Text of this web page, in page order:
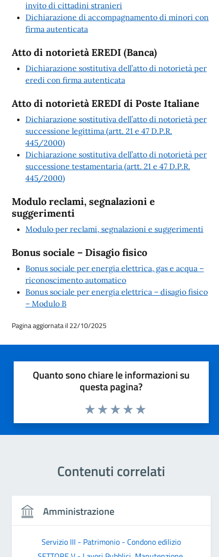
invito di cittadini stranieri
Dichiarazione di accompagnamento di minori con
firma autenticata
Atto di notorietà EREDI (Banca)
Dichiarazione sostitutiva dell’atto di notorietà per
eredi con firma autenticata
Atto di notorietà EREDI di Poste Italiane
Dichiarazione sostitutiva dell’atto di notorietà per
successione legittima (artt. 21 e 47 D.P.R.
445/2000)
Dichiarazione sostitutiva dell’atto di notorietà per
successione testamentaria (artt. 21 e 47 D.P.R.
445/2000)
Modulo reclami, segnalazioni e
suggerimenti
Modulo per reclami, segnalazioni e suggerimenti
Bonus sociale – Disagio fisico
Bonus sociale per energia elettrica, gas e acqua –
riconoscimento automatico
Bonus sociale per energia elettrica – disagio fisico
– Modulo B
Pagina aggiornata il 22/10/2025
Quanto sono chiare le informazioni su
questa pagina?
Valuta 5 stelle su 5
Valuta 4 stelle su 5
Valuta 3 stelle su 5
Valuta 2 stelle su 5
Valuta 1 stelle su 5
Contenuti correlati
Amministrazione
Servizio III - Patrimonio - Condono edilizio